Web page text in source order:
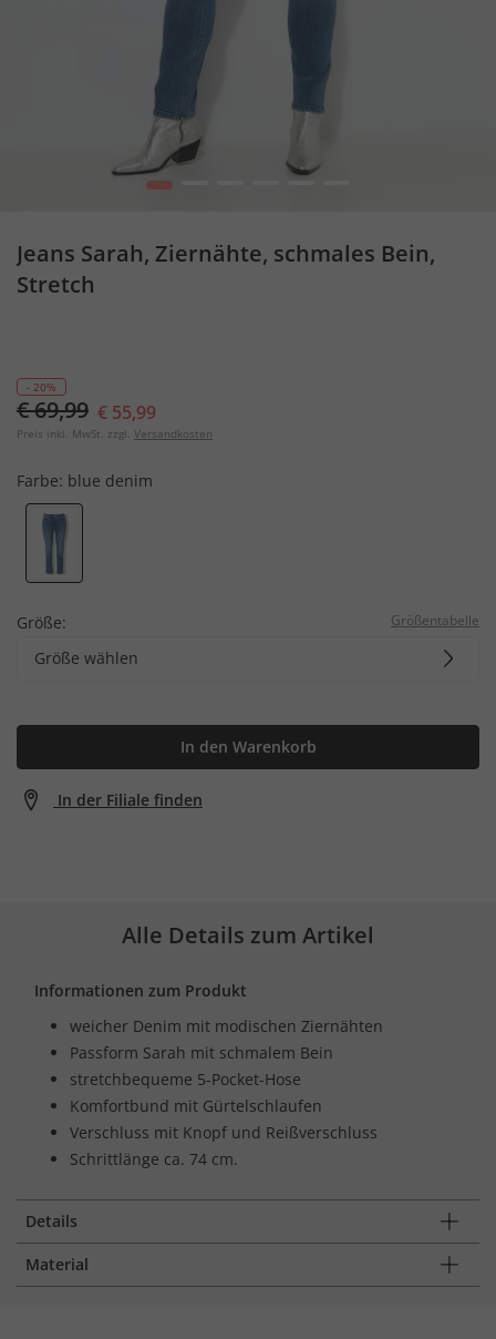
1
Jeans Sarah, Ziernähte, schmales Bein,
Stretch
- 20%
€ 69,99 € 55,99
Preis inkl. MwSt. zzgl. Versandkosten
Farbe: blue denim
Größe: Größentabelle
Größe wählen
In den Warenkorb
In der Filiale finden
Alle Details zum Artikel
Informationen zum Produkt
weicher Denim mit modischen Ziernähten
Passform Sarah mit schmalem Bein
stretchbequeme 5-Pocket-Hose
Komfortbund mit Gürtelschlaufen
Verschluss mit Knopf und Reißverschluss
Schrittlänge ca. 74 cm.
Details
Material